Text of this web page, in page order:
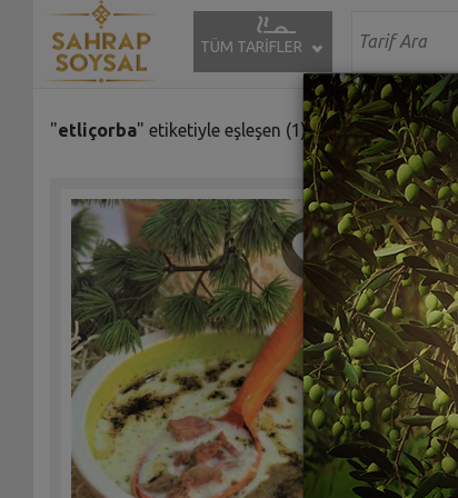
TÜM TARİFLER
"etliçorba" etiketiyle eşleşen (1) tarif bulundu.